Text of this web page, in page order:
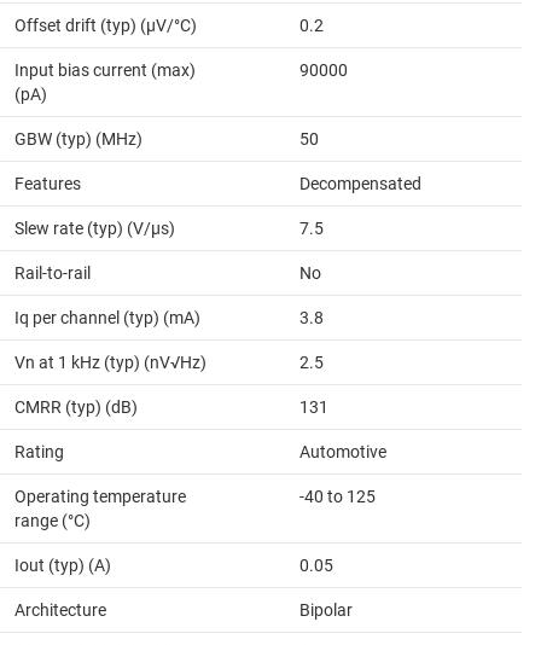
Offset drift (typ) (µV/°C) 0.2
Input bias current (max)
(pA)
90000
GBW (typ) (MHz) 50
Features Decompensated
Slew rate (typ) (V/µs) 7.5
Rail-to-rail No
Iq per channel (typ) (mA) 3.8
Vn at 1 kHz (typ) (nV√Hz) 2.5
CMRR (typ) (dB) 131
Rating Automotive
Operating temperature
range (°C)
-40 to 125
Iout (typ) (A) 0.05
Architecture Bipolar